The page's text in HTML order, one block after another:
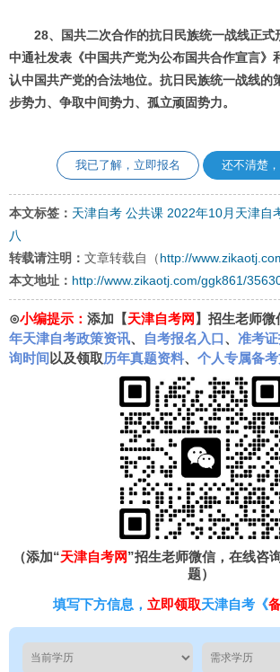
28、国共二次合作的抗日民族统一战线正式
中通社发表《中国共产党为公布国共合作宣言》
认中国共产党的合法地位。抗日民族统一战线的
步势力、争取中间势力、孤立顽固势力。
我已了解，立即报名 还不清楚
本文标签： 天津自考 公共课 2022年10月天津自
八
转载请注明： 文章转载自（ http://
本文地址： http://www.zikaotj.com/ggk861/
⊙小编提示： 添加【天津自考网 】招生老师
年天津自考政策资讯、 自考报名入口、 准考
询时间 以及领取历年真题资料、 个人专属备
（添加“天津自考网”招生老师微信，在线咨
题）
填写下方信息， 立即领取天津自考《